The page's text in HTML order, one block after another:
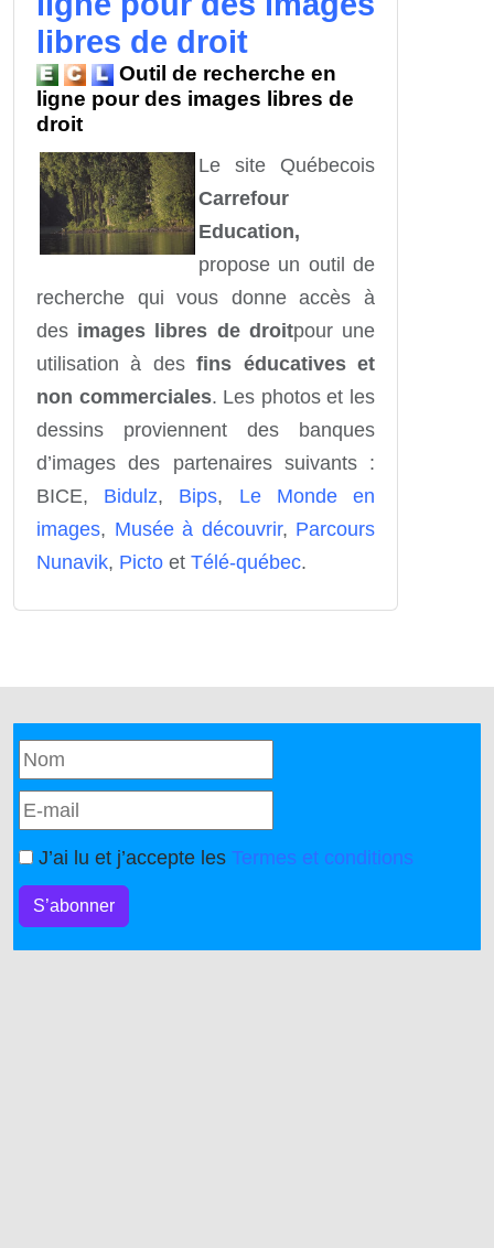
libres de droit
Outil de recherche en
ligne pour des images libres de
droit
Le site Québecois
Carrefour
Education,
propose un outil de
recherche qui vous donne accès à
des images libres de droitpour une
utilisation à desfins éducatives et
non commerciales. Les photos et les
dessins proviennent des banques
d’images des partenaires suivants :
BICE, Bidulz, Bips, Le Monde en
images, Musée à découvrir, Parcours
Nunavik, Picto et Télé-québec.
J’ai lu et j’accepte les Termes et conditions
S’abonner